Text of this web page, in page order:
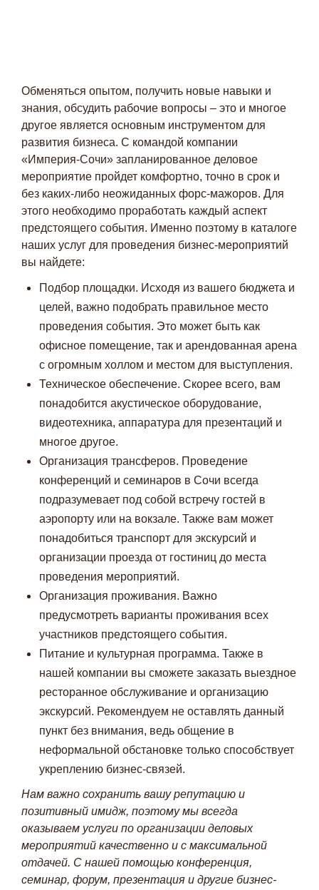
Обменяться опытом, получить новые навыки и
знания, обсудить рабочие вопросы – это и многое
другое является основным инструментом для
развития бизнеса. С командой компании
«Империя-Сочи» запланированное деловое
мероприятие пройдет комфортно, точно в срок и
без каких-либо неожиданных форс-мажоров. Для
этого необходимо проработать каждый аспект
предстоящего события. Именно поэтому в каталоге
наших услуг для проведения бизнес-мероприятий
вы найдете:
Подбор площадки. Исходя из вашего бюджета и
целей, важно подобрать правильное место
проведения события. Это может быть как
офисное помещение, так и арендованная арена
с огромным холлом и местом для выступления.
Техническое обеспечение. Скорее всего, вам
понадобится акустическое оборудование,
видеотехника, аппаратура для презентаций и
многое другое.
Организация трансферов. Проведение
конференций и семинаров в Сочи всегда
подразумевает под собой встречу гостей в
аэропорту или на вокзале. Также вам может
понадобиться транспорт для экскурсий и
организации проезда от гостиниц до места
проведения мероприятий.
Организация проживания. Важно
предусмотреть варианты проживания всех
участников предстоящего события.
Питание и культурная программа. Также в
нашей компании вы сможете заказать выездное
ресторанное обслуживание и организацию
экскурсий. Рекомендуем не оставлять данный
пункт без внимания, ведь общение в
неформальной обстановке только способствует
укреплению бизнес-связей.
Нам важно сохранить вашу репутацию и
позитивный имидж, поэтому мы всегда
оказываем услуги по организации деловых
мероприятий качественно и с максимальной
отдачей. С нашей помощью конференция,
семинар, форум, презентация и другие бизнес-
Я даю согласие ООО «Империя-Сочи» на обработку моих
персональных данных в целях рассмотрения моего
обращения согласно Политике обработки персональных
данных и Согласию на обработку персональных данных